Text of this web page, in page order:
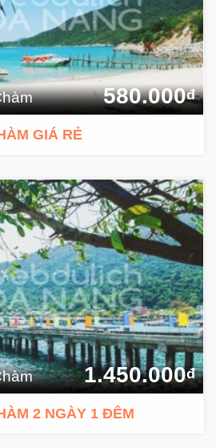
580.000đ
GIÁ RẺ
1.450.000đ
2 NGÀY 1 ĐÊM